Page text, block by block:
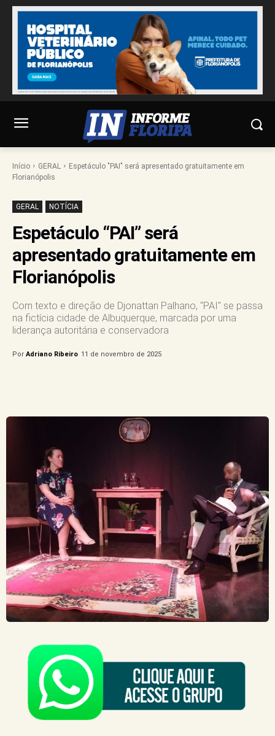
Início GERAL
Espetáculo "PAI" será apresentado gratuitamente em
Florianópolis
GERAL NOTÍCIA
Espetáculo “PAI” será
apresentado gratuitamente em
Florianópolis
Com texto e direção de Djonattan Palhano, "PAI" se passa
na fictícia cidade de Albuquerque, marcada por uma
liderança autoritária e conservadora
Por Adriano Ribeiro 11 de novembro de 2025